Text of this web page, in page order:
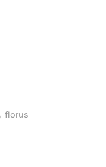
By
florus